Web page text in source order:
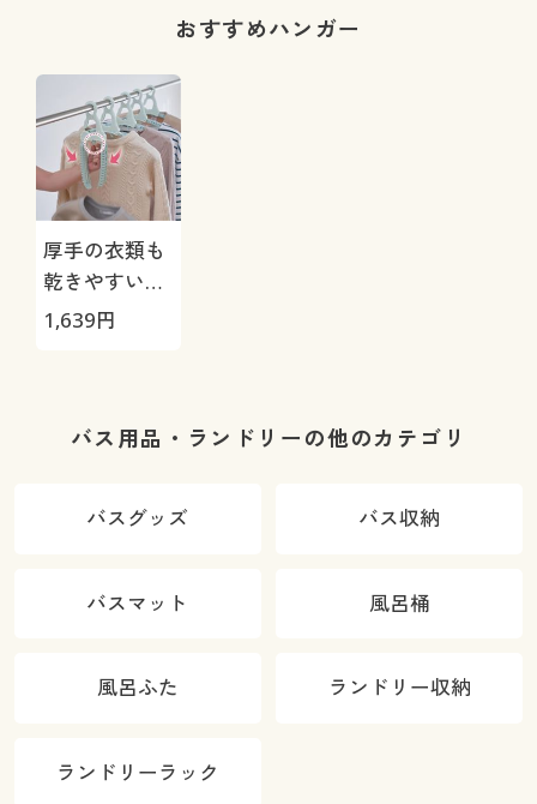
おすすめハンガー
厚手の衣類も
乾きやすいハ
ンガー(6本組)
1,639円
バス用品・ランドリーの他のカテゴリ
バスグッズ バス収納
バスマット 風呂桶
風呂ふた ランドリー収納
ランドリーラック